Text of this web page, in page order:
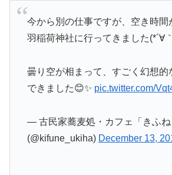
今から別の仕事ですが、空き時間
羽稲荷神社に行ってきました(*´∀
曇り空が相まって、すごく幻想的
できました😊✨ pic.twitter.com/
— 古民家蕎麦処・カフェ「きふね
(@kifune_ukiha) December 13,